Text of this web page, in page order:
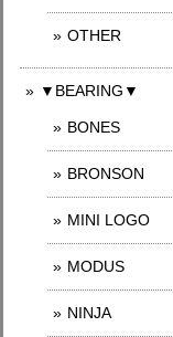
OTHER
▼BEARING▼
BONES
BRONSON
MINI LOGO
MODUS
NINJA